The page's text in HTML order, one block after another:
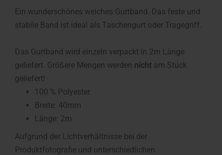
Ein wunderschönes weiches Gurtband. Das feste und
stabile Band ist ideal als Taschengurt oder Tragegriff.
Das Gurtband wird einzeln verpackt in 2m Länge
geliefert. Größere Mengen werden nicht am Stück
geliefert!
100 % Polyester
Breite: 40mm
Länge: 2m
Aufgrund der Lichtverhältnisse bei der
Produktfotografie und unterschiedlichen